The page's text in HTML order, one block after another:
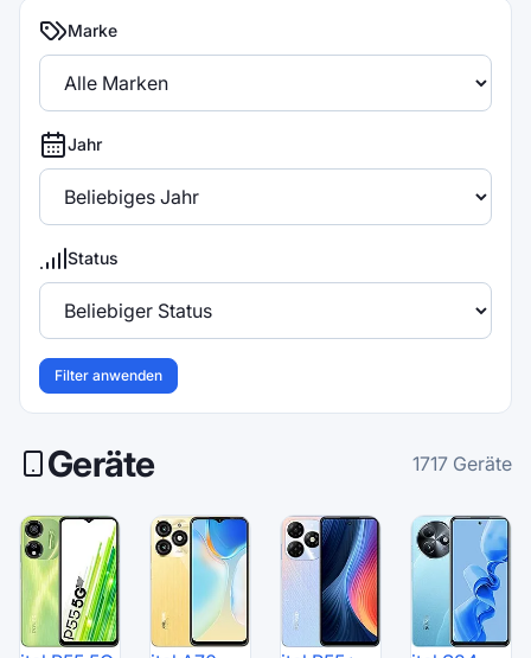
Marke
Jahr
Status
Filter anwenden
Geräte 1717 Geräte